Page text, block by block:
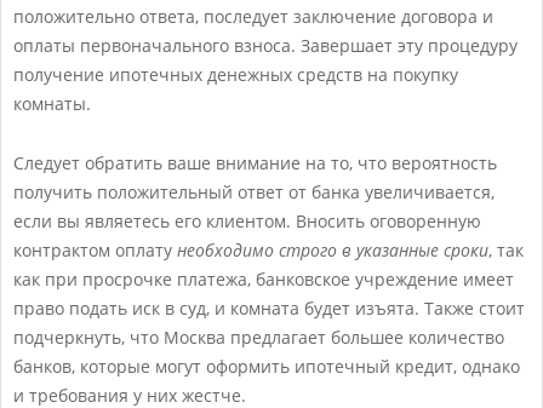
положительно ответа, последует заключение договора и
оплаты первоначального взноса. Завершает эту процедуру
получение ипотечных денежных средств на покупку
комнаты.
Следует обратить ваше внимание на то, что вероятность
получить положительный ответ от банка увеличивается,
если вы являетесь его клиентом. Вносить оговоренную
контрактом оплату необходимо строго в указанные сроки, так
как при просрочке платежа, банковское учреждение имеет
право подать иск в суд, и комната будет изъята. Также стоит
подчеркнуть, что Москва предлагает большее количество
банков, которые могут оформить ипотечный кредит, однако
и требования у них жестче.